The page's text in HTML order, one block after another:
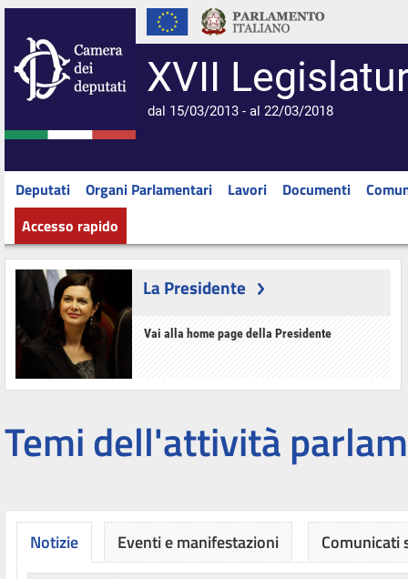
XVII
dal 15/03/2013 - al 22/03/2018
Deputati Organi Parlamentari Lavori Documenti
Accesso rapido
La Presidente
Vai alla home page della Presidente
Temi dell'attività
Notizie Eventi e manifestazioni Comunicati